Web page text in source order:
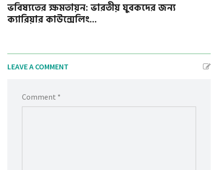
ভবিষ্যতের ক্ষমতায়ন: ভারতীয় যুবকদের জন্য
ক্যারিয়ার কাউন্সেলিং...
LEAVE A COMMENT
Comment *